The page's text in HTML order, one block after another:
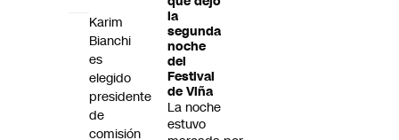
la
segunda
noche
del
Festival
de Viña
La noche
estuvo
Karim
Bianchi
es
elegido
presidente
de
comisión